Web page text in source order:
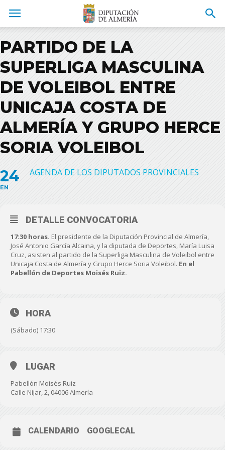
PARTIDO DE LA
SUPERLIGA MASCULINA
DE VOLEIBOL ENTRE
UNICAJA COSTA DE
ALMERÍA Y GRUPO HERCE
SORIA VOLEIBOL
24
EN
AGENDA DE LOS DIPUTADOS PROVINCIALES
DETALLE CONVOCATORIA
17:30 horas. El presidente de la Diputación Provincial de Almería,
José Antonio García Alcaina, y la diputada de Deportes, María Luisa
Cruz, asisten al partido de la Superliga Masculina de Voleibol entre
Unicaja Costa de Almería y Grupo Herce Soria Voleibol. En el
Pabellón de Deportes Moisés Ruiz.
HORA
(Sábado) 17:30
LUGAR
Pabellón Moisés Ruiz
Calle Níjar, 2, 04006 Almería
CALENDARIO GOOGLECAL